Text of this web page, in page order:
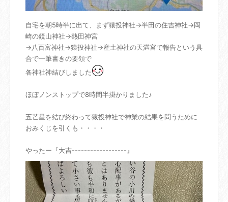
自宅を朝5時半に出て、まず猿投神社→半田の住吉神社→岡
崎の鏡山神社→熱田神宮
→八百富神社→猿投神社→産土神社の天満宮で報告という具
合で一筆書きの要領で
各神社神結びしました
ほぼノンストップで8時間半掛かりました♪
五芒星を結び終わって猿投神社で神業の結果を問うために
おみくじを引くも・・・・
やったー『大吉------------------』